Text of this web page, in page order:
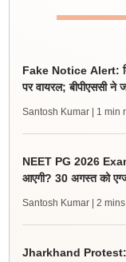
Fake Notice Alert:
पर वायरल; बीपीएससी ने
Santosh Kumar | 1 min
NEET PG 2026
आएगी? 30 अगस्त को
Santosh Kumar | 2
Jharkhand Protest: